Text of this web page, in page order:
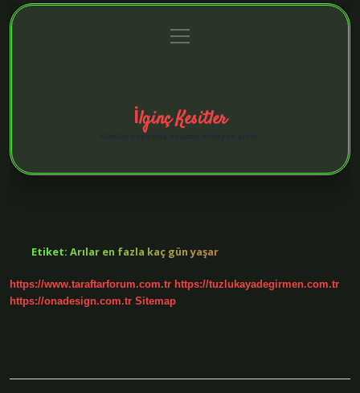
Gizlilik Politikası
menüyü
aç
İlginç Kesitler
Etiket: Arılar en fazla kaç gün yaşar
https://www.taraftarforum.com.tr https://tuzlukayadegirmen.com.tr
https://onadesign.com.tr Sitemap